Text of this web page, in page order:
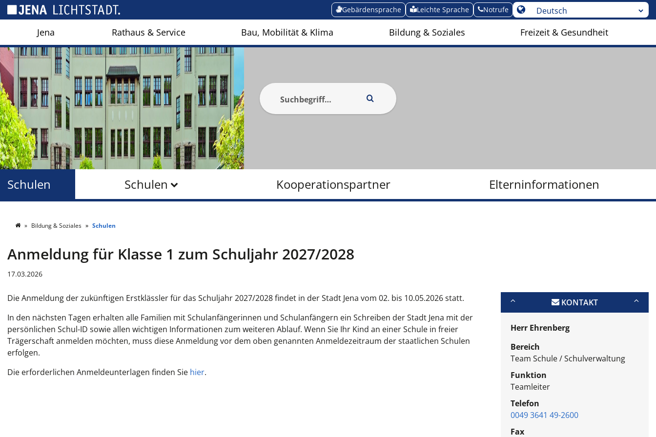
Gebärdensprache Leichte Sprache Notrufe
Jena Rathaus & Service Bau, Mobilität & Klima Bildung & Soziales Freizeit & Gesundheit
Schulen Kooperationspartner Elterninformationen
Schulen
Bildung & Soziales Schulen
Anmeldung für Klasse 1 zum Schuljahr 2027/2028
17.03.2026
Die Anmeldung der zukünftigen Erstklässler für das Schuljahr 2027/2028 findet in der Stadt Jena vom 02. bis 10.05.2026 statt.
In den nächsten Tagen erhalten alle Familien mit Schulanfängerinnen und Schulanfängern ein Schreiben der Stadt Jena mit der
persönlichen Schul-ID sowie allen wichtigen Informationen zum weiteren Ablauf. Wenn Sie Ihr Kind an einer Schule in freier
Trägerschaft anmelden möchten, muss diese Anmeldung vor dem oben genannten Anmeldezeitraum der staatlichen Schulen
erfolgen.
Die erforderlichen Anmeldeunterlagen finden Sie hier.
KONTAKT
Herr Ehrenberg
Bereich
Team Schule / Schulverwaltung
Funktion
Teamleiter
Telefon
0049 3641 49-2600
Fax
Cookie-Einstellungen